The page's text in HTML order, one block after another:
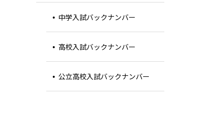
中学入試バックナンバー
高校入試バックナンバー
公立高校入試バックナンバー